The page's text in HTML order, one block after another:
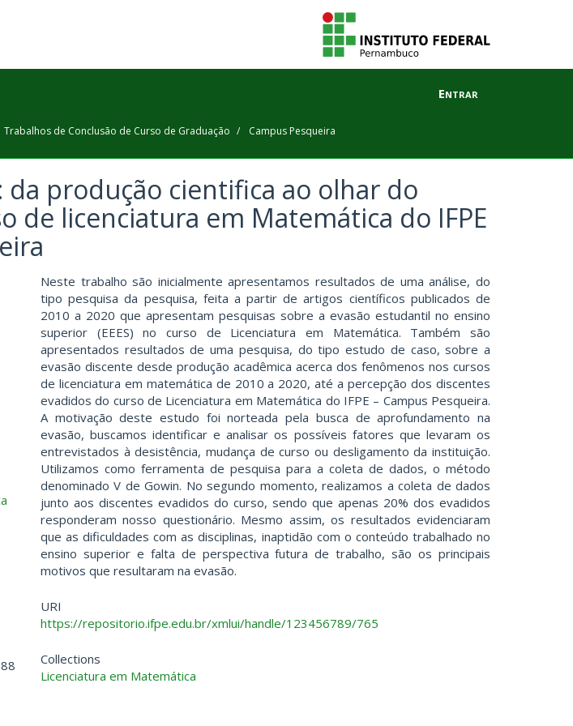
Entrar
Trabalhos de Conclusão de Curso de Graduação
Campus Pesqueira
da produção cientifica ao olhar do
de licenciatura em Matemática do IFPE
Neste trabalho são inicialmente apresentamos resultados de uma análise, do
tipo pesquisa da pesquisa, feita a partir de artigos científicos publicados de
2010 a 2020 que apresentam pesquisas sobre a evasão estudantil no ensino
superior (EEES) no curso de Licenciatura em Matemática. Também são
apresentados resultados de uma pesquisa, do tipo estudo de caso, sobre a
evasão discente desde produção acadêmica acerca dos fenômenos nos cursos
de licenciatura em matemática de 2010 a 2020, até a percepção dos discentes
evadidos do curso de Licenciatura em Matemática do IFPE – Campus Pesqueira.
A motivação deste estudo foi norteada pela busca de aprofundamento na
evasão, buscamos identificar e analisar os possíveis fatores que levaram os
entrevistados à desistência, mudança de curso ou desligamento da instituição.
Utilizamos como ferramenta de pesquisa para a coleta de dados, o método
denominado V de Gowin. No segundo momento, realizamos a coleta de dados
junto aos discentes evadidos do curso, sendo que apenas 20% dos evadidos
responderam nosso questionário. Mesmo assim, os resultados evidenciaram
que as dificuldades com as disciplinas, inaptidão com o conteúdo trabalhado no
ensino superior e falta de perspectiva futura de trabalho, são os principais
motivos que resultaram na evasão.
URI
https://repositorio.ifpe.edu.br/xmlui/handle/123456789/765
Collections
Licenciatura em Matemática